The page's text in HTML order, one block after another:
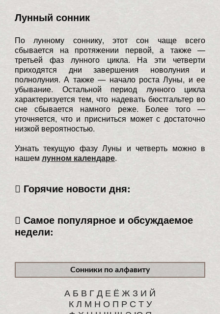
Лунный сонник
По лунному соннику, этот сон чаще всего
сбывается на протяжении первой, а также —
третьей фаз лунного цикла. На эти четверти
приходятся дни завершения новолуния и
полнолуния. А также — начало роста Луны, и ее
убывание. Остальной период лунного цикла
характеризуется тем, что надевать бюстгальтер во
сне сбывается намного реже. Более того —
уточняется, что и присниться может с достаточно
низкой вероятностью.
Узнать текущую фазу Луны и четверть можно в
нашем лунном календаре.
Горячие новости дня:
Самое популярное и обсуждаемое
недели:
Сонники по алфавиту
А Б В ГД Е Ё Ж З И Й
К Л М Н О П Р С Т У